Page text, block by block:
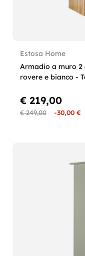
Estosa Home
Armadio a muro 2
rovere e bianco -
€ 249,00 -30,00 €
€ 219,00